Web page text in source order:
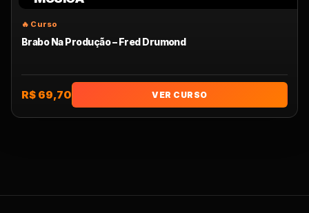
Brabo Na Produção – Fred Drumond
R$ 69,70 VER CURSO